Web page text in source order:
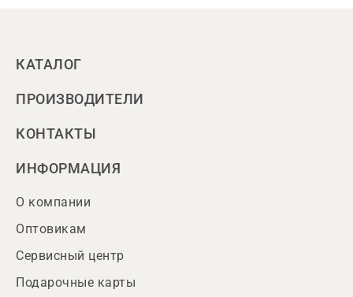
КАТАЛОГ
ПРОИЗВОДИТЕЛИ
КОНТАКТЫ
ИНФОРМАЦИЯ
О компании
Оптовикам
Сервисный центр
Подарочные карты